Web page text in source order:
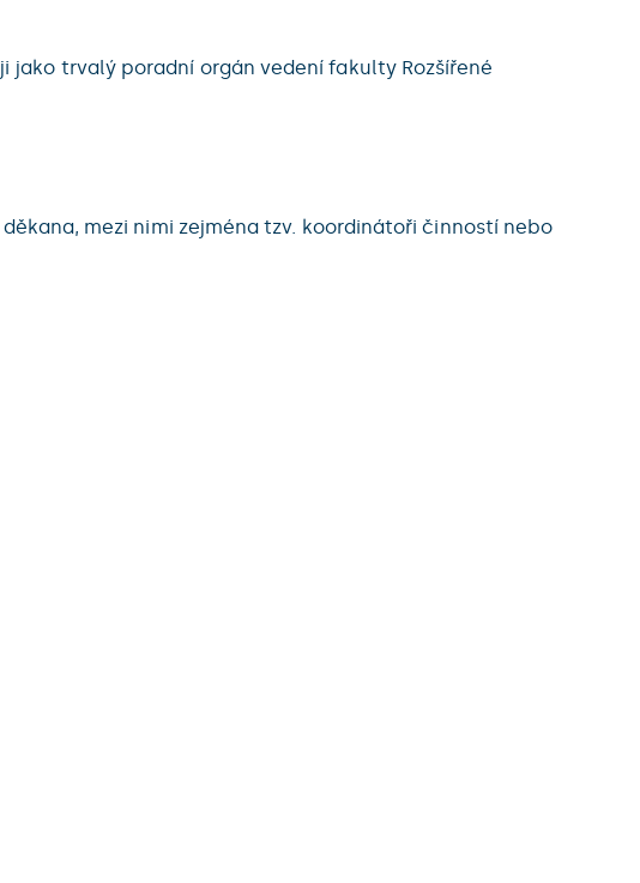
jako trvalý poradní orgán vedení fakulty Rozšířené
mezi nimi zejména tzv. koordinátoři činností nebo